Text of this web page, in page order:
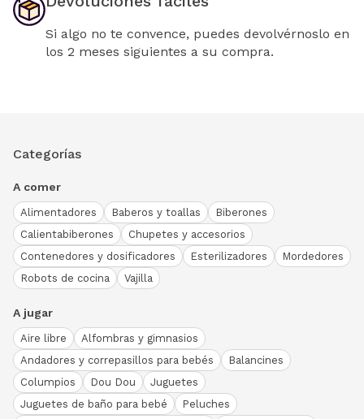
Si algo no te convence, puedes devolvérnoslo en
los 2 meses siguientes a su compra.
Categorías
A comer
Alimentadores Baberos y toallas
Biberones
Calientabiberones
Chupetes y accesorios
Contenedores y dosificadores
Esterilizadores
Mordedores
Robots de cocina
Vajilla
A jugar
Aire libre
Alfombras y gimnasios
Andadores y correpasillos para bebés
Balancines
Columpios
Dou Dou
Juguetes
Juguetes de baño para bebé
Peluches